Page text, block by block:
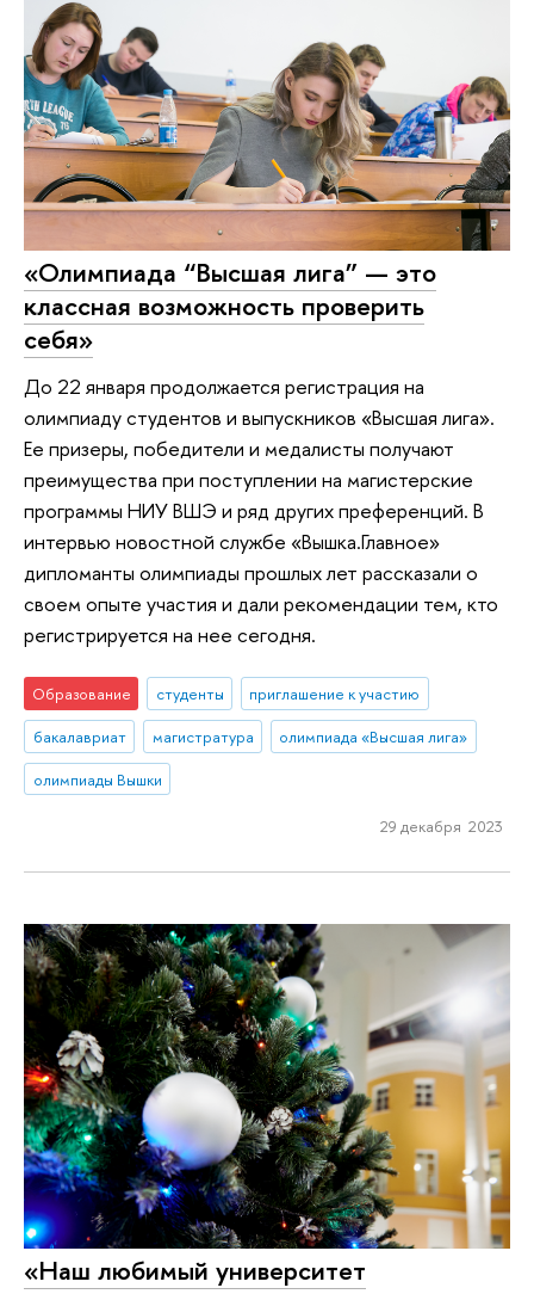
«Олимпиада “Высшая лига” — это
классная возможность проверить
себя»
До 22 января продолжается регистрация на
олимпиаду студентов и выпускников «Высшая лига».
Ее призеры, победители и медалисты получают
преимущества при поступлении на магистерские
программы НИУ ВШЭ и ряд других преференций. В
интервью новостной службе «Вышка.Главное»
дипломанты олимпиады прошлых лет рассказали о
своем опыте участия и дали рекомендации тем, кто
регистрируется на нее сегодня.
Образование студенты
приглашение к участию
бакалавриат
магистратура
олимпиада «Высшая лига»
олимпиады Вышки
29 декабря 2023
«Наш любимый университет